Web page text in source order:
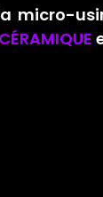
micro-